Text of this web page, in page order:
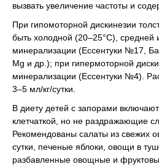
вызвать увеличение частоты и
При гипомоторной дискинезии
быть холодной (20–25°С), средней
минерализации (Ессентуки №17,
Mg и др.); при гипермоторной
минерализации (Ессентуки №4).
3–5 мл/кг/сутки.
В диету детей с запорами
клетчаткой, но не раздражающие
Рекомендованы салаты из свежих
сутки, печеные яблоки, овощи в
разбавленные овощные и